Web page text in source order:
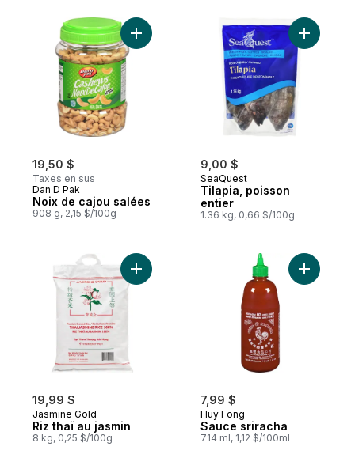
19,50 $
Taxes en sus
Dan D Pak
Noix de cajou salées
908 g, 2,15 $/100g
Ajouter Noix de cajou salées au panier
9,00 $
SeaQuest
Tilapia, poisson
entier
1.36 kg, 0,66 $/100g
Ajouter
19,99 $
Jasmine Gold
Riz thaï au jasmin
8 kg, 0,25 $/100g
Ajouter Riz thaï au jasmin au panier
7,99 $
Huy Fong
Sauce sriracha
714 ml, 1,12 $/100ml
Ajouter